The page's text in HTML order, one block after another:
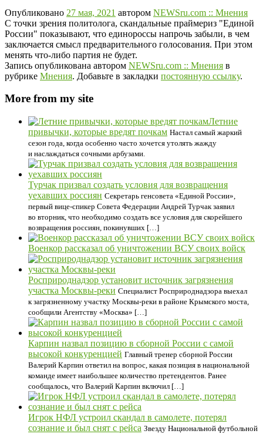
Опубликовано 27 мая, 2021 автором NEWSru.com :: Мнения
С точки зрения политолога, скандальные праймериз "Единой
России" показывают, что единороссы напрочь забыли, в чем
заключается смысл предварительного голосования. При этом
менять что-либо партия не будет.
Запись опубликована автором NEWSru.com :: Мнения в
рубрике Мнения. Добавьте в закладки постоянную ссылку.
More from my site
Летние
привычки, которые вредят почкам Настал самый жаркий
сезон года, когда особенно часто хочется утолять жажду
и наслаждаться сочными арбузами.
Турчак призвал создать условия для возвращения
уехавших россиян Секретарь генсовета «Единой России»,
первый вице-спикер Совета Федерации Андрей Турчак заявил
во вторник, что необходимо создать все условия для скорейшего
возвращения россиян, покинувших […]
Военкор рассказал об уничтожении ВСУ своих войск
Росприроднадзор установит источник загрязнения
участка Москвы-реки Специалист Росприроднадзора выехал
к загрязненному участку Москвы-реки в районе Крымского моста,
сообщили Агентству «Москва» […]
Карпин назвал позицию в сборной России с самой
высокой конкуренцией Главный тренер сборной России
Валерий Карпин ответил на вопрос, какая позиция в национальной
команде имеет наибольшее количество претендентов. Ранее
сообщалось, что Валерий Карпин включил […]
Игрок НФЛ устроил скандал в самолете, потерял
сознание и был снят с рейса Звезду Национальной футбольной